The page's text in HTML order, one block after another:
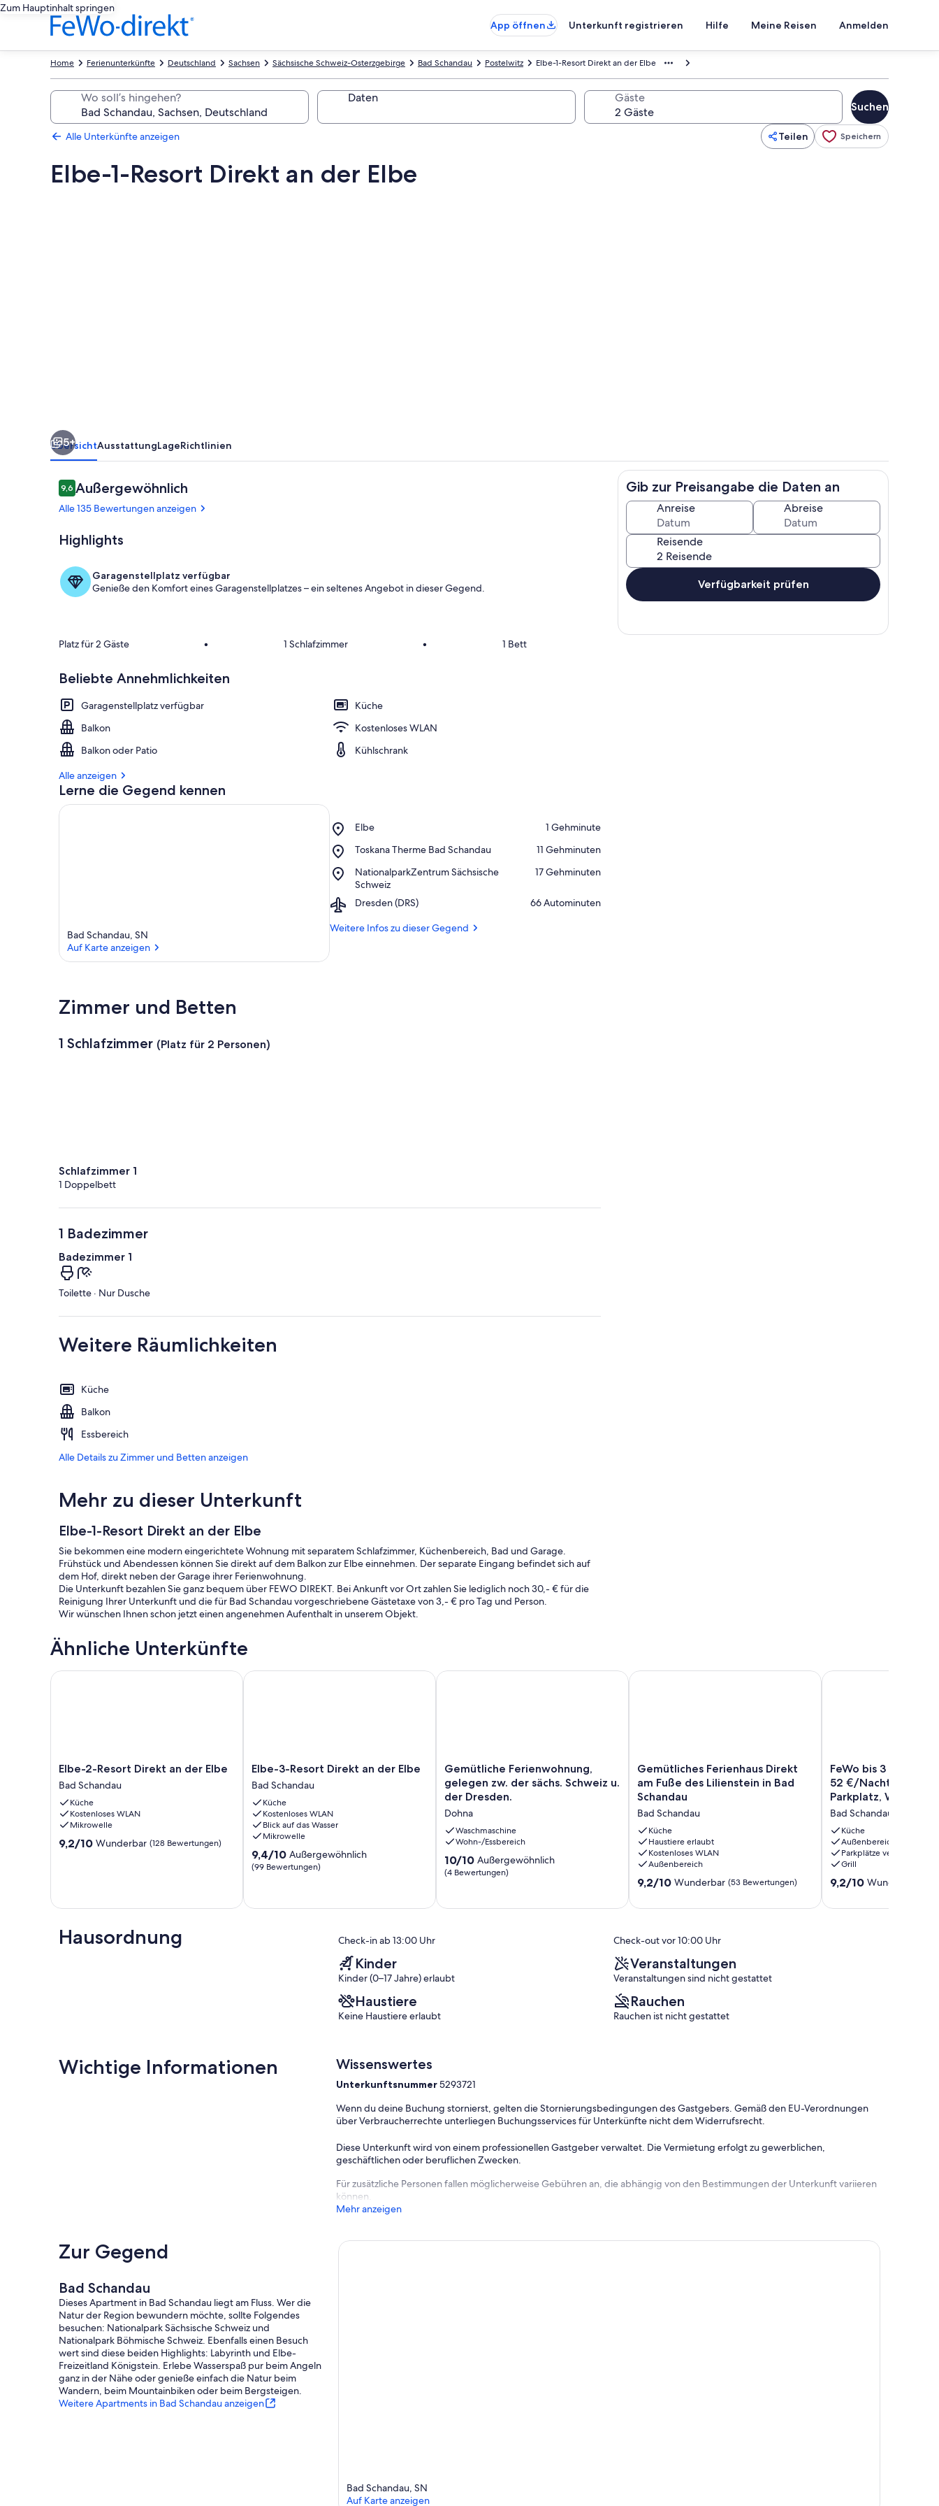
Zum Hauptinhalt springen
App öffnen
Unterkunft registrieren Hilfe Meine Reisen Anmelden
Elbe-1-Resort Direkt an der Elbe
Postelwitz
Bad Schandau
Sächsische Schweiz-Osterzgebirge
Sachsen
Deutschland
Ferienunterkünfte
Home
Wo soll’s hingehen? Daten Gäste
Suchen
Alle Unterkünfte anzeigen Teilen Speichern
Elbe-1-Resort Direkt an der Elbe
Badezimmer
5+
ÜbersichtAusstattungLageRichtlinien
Bewertungen
9,69,6 von 10.
Außergewöhnlich
Alle 135 Bewertungen anzeigen
Highlights
Garagenstellplatz verfügbar
Genieße den Komfort eines Garagenstellplatzes – ein seltenes Angebot in dieser Gegend.
Platz für 2 Gäste • 1 Schlafzimmer • 1 Bett
Beliebte Annehmlichkeiten
Garagenstellplatz verfügbar
Küche
Balkon
Kostenloses WLAN
Balkon oder Patio
Kühlschrank
Alle anzeigen
Lerne die Gegend kennen
Bad Schandau, SN
Auf Karte anzeigen
Elbe
Place,
‪1 Gehminute‬
Toskana Therme Bad Schandau
Place,
Therme
Bad
Schandau
‪11 Gehminuten‬
NationalparkZentrum Sächsische
Schweiz
Place,
NationalparkZentrum
Sächsische
Schweiz
‪17 Gehminuten‬
Dresden (DRS)
Airport,
(DRS)
‪66 Autominuten‬
Weitere Infos zu dieser Gegend
Zimmer und Betten
1 Schlafzimmer (Platz für 2 Personen)
Schlafzimmer 1
1 Doppelbett
1 Badezimmer
Badezimmer 1
Toilette · Nur Dusche
Weitere Räumlichkeiten
Küche
Balkon
Essbereich
Alle Details zu Zimmer und Betten anzeigen
Mehr zu dieser Unterkunft
Elbe-1-Resort Direkt an der Elbe
Sie bekommen eine modern eingerichtete Wohnung mit separatem Schlafzimmer, Küchenbereich, Bad und Garage.
Frühstück und Abendessen können Sie direkt auf dem Balkon zur Elbe einnehmen. Der separate Eingang befindet sich auf
dem Hof, direkt neben der Garage ihrer Ferienwohnung.
Die Unterkunft bezahlen Sie ganz bequem über FEWO DIREKT. Bei Ankunft vor Ort zahlen Sie lediglich noch 30,- € für die
Reinigung Ihrer Unterkunft und die für Bad Schandau vorgeschriebene Gästetaxe von 3,- € pro Tag und Person.
Wir wünschen Ihnen schon jetzt einen angenehmen Aufenthalt in unserem Objekt.
Gib zur Preisangabe die Daten an
Anreise Abreise
Reisende
Verfügbarkeit prüfen
Ähnliche Unterkünfte
Elbe-
2-
Resort
Direkt
an
der
Elbe
Elbe-2-Resort Direkt an der Elbe
Bad Schandau
Küche
Kostenloses WLAN
Mikrowelle
9.2
Bewertungen)
9,2/10 Wunderbar (128 Bewertungen)
Elbe-2-Resort Direkt an der Elbe
Elbe-
3-
Resort
Direkt
an
der
Elbe
Bad
Schandau
Elbe-3-Resort Direkt an der Elbe
Bad Schandau
Küche
Kostenloses WLAN
Blick auf das Wasser
Mikrowelle
9.4
von
9,4/10 Außergewöhnlich
(99 Bewertungen)
Elbe-3-Resort Direkt an der Elbe
Gemütliche
Ferienwohnung,
gelegen
der
sächs.
Schweiz
u.
der
Dresden.
Gemütliche Ferienwohnung,
gelegen zw. der sächs. Schweiz u.
der Dresden.
Dohna
Waschmaschine
Wohn-/Essbereich
10.0
von
(4
10/10 Außergewöhnlich
(4 Bewertungen)
Gemütliche Ferienwohnung, gelegen zw. der sächs. Schweiz u. der Dresden.
Gemütliches
Ferienhaus
Direkt
Fuße
des
Lilienstein
in
Bad
Schandau
Schandau
Gemütliches Ferienhaus Direkt
am Fuße des Lilienstein in Bad
Schandau
Bad Schandau
Küche
Haustiere erlaubt
Kostenloses WLAN
Außenbereich
9.2
10,
Bewertungen)
9,2/10 Wunderbar (53 Bewertungen)
Gemütliches Ferienhaus Direkt am Fuße des Lilienstein in
FeWo
bis
3
in
Bad
Schandau
ab
52
€/Nacht
Endreinigung,
FeWo bis 3 P. in Bad
52 €/Nacht inkl.
Parkplatz, WLAN
Bad Schandau
Küche
Außenbereich
Parkplätze verfügbar
Grill
9.2
10,
9,2/10 Wunderbar
FeWo bis 3 P. in Bad
Hausordnung Check-in ab 13:00 Uhr Check-out vor 10:00 Uhr
Kinder
Kinder (0–17 Jahre) erlaubt
Veranstaltungen
Veranstaltungen sind nicht gestattet
Haustiere
Keine Haustiere erlaubt
Rauchen
Rauchen ist nicht gestattet
Wichtige Informationen Wissenswertes
Unterkunftsnummer5293721
Wenn du deine Buchung stornierst, gelten die Stornierungsbedingungen des Gastgebers. Gemäß den EU-Verordnungen
über Verbraucherrechte unterliegen Buchungsservices für Unterkünfte nicht dem Widerrufsrecht.
Diese Unterkunft wird von einem professionellen Gastgeber verwaltet. Die Vermietung erfolgt zu gewerblichen,
geschäftlichen oder beruflichen Zwecken.
Für zusätzliche Personen fallen möglicherweise Gebühren an, die abhängig von den Bestimmungen der Unterkunft variieren
können.
Mehr anzeigen
Zur Gegend
Bad Schandau
Dieses Apartment in Bad Schandau liegt am Fluss. Wer die
Natur der Region bewundern möchte, sollte Folgendes
besuchen: Nationalpark Sächsische Schweiz und
Nationalpark Böhmische Schweiz. Ebenfalls einen Besuch
wert sind diese beiden Highlights: Labyrinth und Elbe-
Freizeitland Königstein. Erlebe Wasserspaß pur beim Angeln
ganz in der Nähe oder genieße einfach die Natur beim
Wandern, beim Mountainbiken oder beim Bergsteigen.
Weitere Apartments in Bad Schandau anzeigen
Bad Schandau, SN
Auf Karte anzeigen